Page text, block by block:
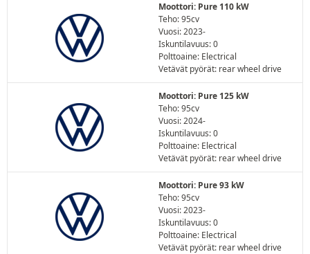
Moottori: Pure 110 kW
Teho: 95cv
Vuosi: 2023-
Iskuntilavuus: 0
Polttoaine: Electrical
Vetävät pyörät: rear wheel drive
Moottori: Pure 125 kW
Teho: 95cv
Vuosi: 2024-
Iskuntilavuus: 0
Polttoaine: Electrical
Vetävät pyörät: rear wheel drive
Moottori: Pure 93 kW
Teho: 95cv
Vuosi: 2023-
Iskuntilavuus: 0
Polttoaine: Electrical
Vetävät pyörät: rear wheel drive